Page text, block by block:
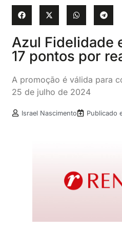
Azul Fidelidade
17 pontos por
A promoção é válida para
25 de julho de 2024
Israel Nascimento Publicado